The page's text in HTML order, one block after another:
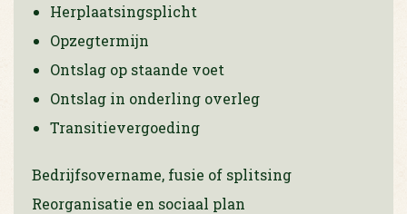
Herplaatsingsplicht
Opzegtermijn
Ontslag op staande voet
Ontslag in onderling overleg
Transitievergoeding
Bedrijfsovername, fusie of splitsing
Reorganisatie en sociaal plan